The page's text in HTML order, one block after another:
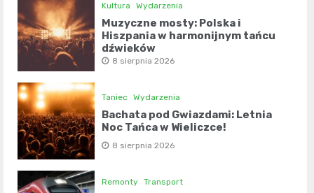
Kultura Wydarzenia
Muzyczne mosty: Polska i
Hiszpania w harmonijnym tańcu
dźwięków
8 sierpnia 2026
Taniec Wydarzenia
Bachata pod Gwiazdami: Letnia
Noc Tańca w Wieliczce!
8 sierpnia 2026
Remonty Transport